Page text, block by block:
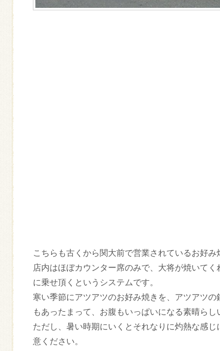
こちらも古くから関大前で営業されているお好み
店内はほぼカウンター席のみで、大将が焼いて
に乗せ頂くというシステムです。
寒い季節にアツアツのお好み焼きを、アツアツ
もあったまって、お腹もいっぱいになる素晴ら
ただし、暑い時期にいくとそれなりに灼熱な感
意ください。